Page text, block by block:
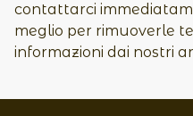
contattarci
meglio per rimuoverle
informazioni dai nostri